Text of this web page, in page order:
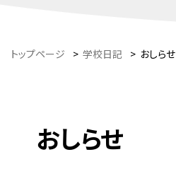
トップページ > 学校日記 > おしらせ
おしらせ